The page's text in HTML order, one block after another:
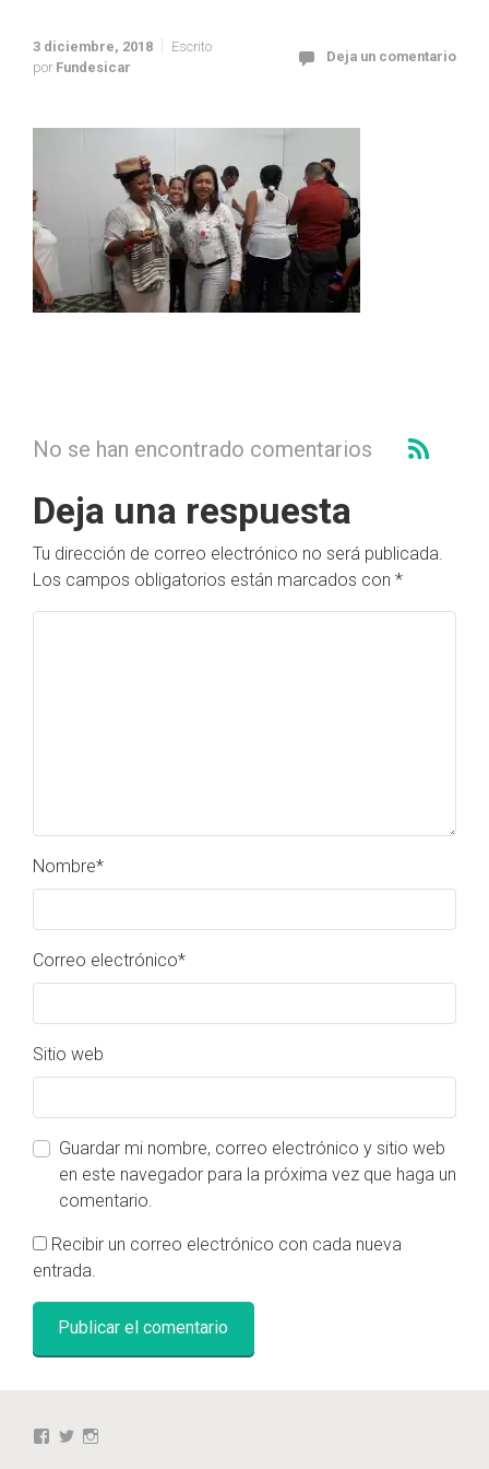
3 diciembre, 2018
Escrito
por Fundesicar
Deja un comentario
No se han encontrado comentarios
Deja una respuesta
Tu dirección de correo electrónico no será publicada.
Los campos obligatorios están marcados con *
Nombre*
Correo electrónico*
Sitio web
Guardar mi nombre, correo electrónico y sitio web
en este navegador para la próxima vez que haga un
comentario.
Recibir un correo electrónico con cada nueva
entrada.
VerVer